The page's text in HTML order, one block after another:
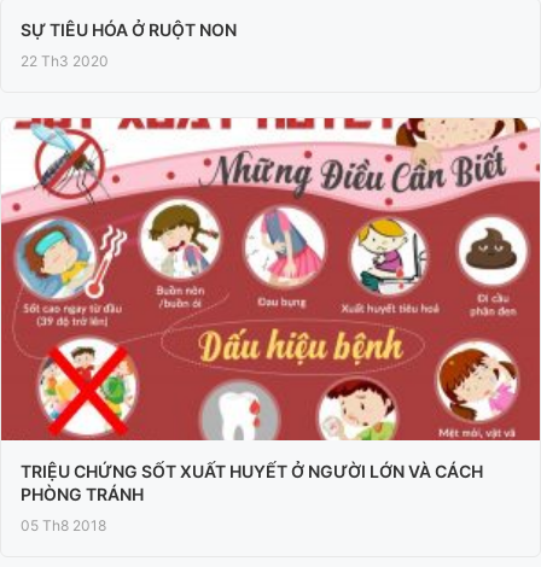
SỰ TIÊU HÓA Ở RUỘT NON
22 Th3 2020
TRIỆU CHỨNG SỐT XUẤT HUYẾT Ở NGƯỜI LỚN VÀ CÁCH
PHÒNG TRÁNH
05 Th8 2018